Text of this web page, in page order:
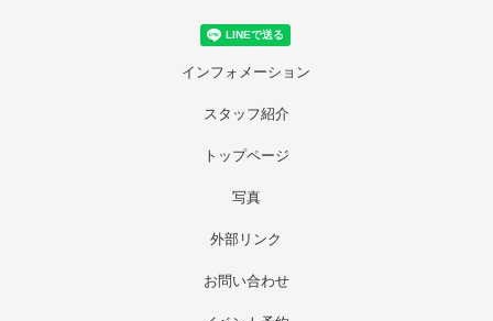
インフォメーション
スタッフ紹介
トップページ
写真
外部リンク
お問い合わせ